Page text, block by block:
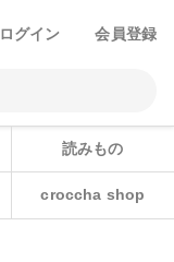
ログイン 会員登録
読みもの
croccha shop